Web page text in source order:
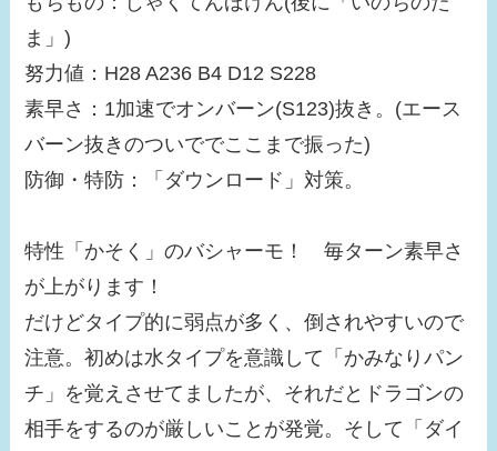
ま」)
努力値：H28 A236 B4 D12 S228
素早さ：1加速でオンバーン(S123)抜き。(エース
バーン抜きのついででここまで振った)
防御・特防：「ダウンロード」対策。
特性「かそく」のバシャーモ！ 毎ターン素早さ
が上がります！
だけどタイプ的に弱点が多く、倒されやすいので
注意。初めは水タイプを意識して「かみなりパン
チ」を覚えさせてましたが、それだとドラゴンの
相手をするのが厳しいことが発覚。そして「ダイ